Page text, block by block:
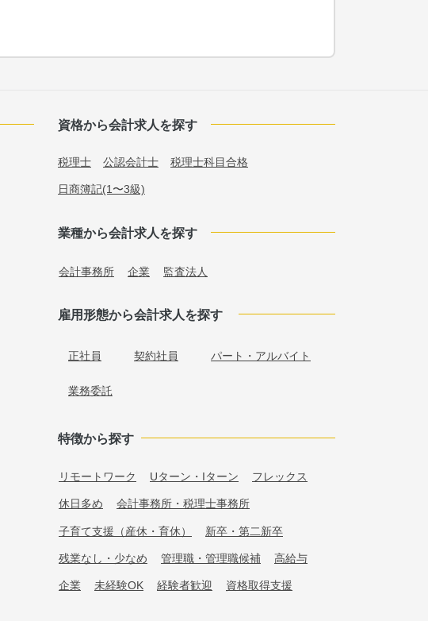
資格から会計求人を探す
税理士 公認会計士 税理士科目合格
日商簿記(1〜3級)
業種から会計求人を探す
会計事務所 企業 監査法人
雇用形態から会計求人を探す
正社員 契約社員 パート・アルバイト
業務委託
特徴から探す
リモートワーク Uターン・Iターン フレックス
休日多め 会計事務所・税理士事務所
子育て支援（産休・育休） 新卒・第二新卒
残業なし・少なめ 管理職・管理職候補 高給与
企業 未経験OK 経験者歓迎 資格取得支援